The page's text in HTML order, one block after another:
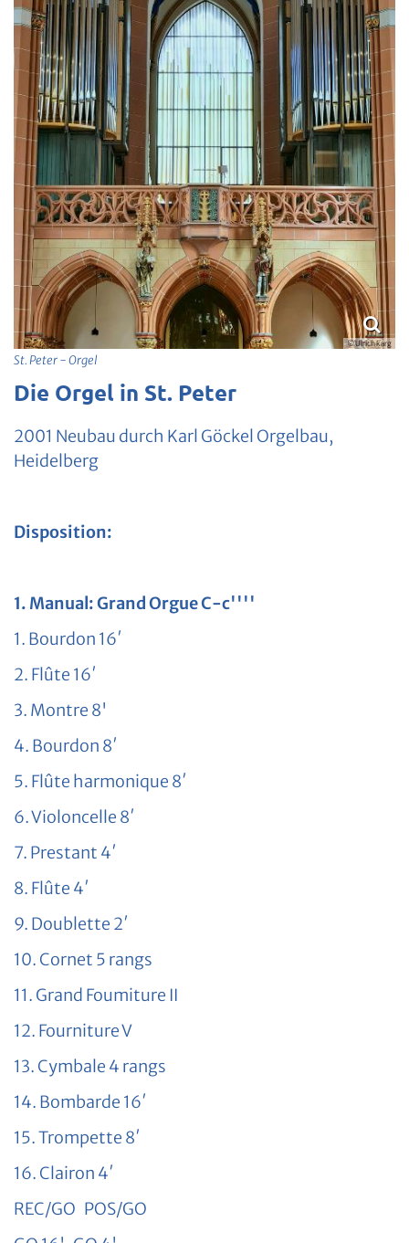
© Ulrich karg
St. Peter - Orgel
Die Orgel in St. Peter
2001 Neubau durch Karl Göckel Orgelbau,
Heidelberg
Disposition:
1. Manual: Grand Orgue C-c''''
1. Bourdon 16′
2. Flûte 16′
3. Montre 8'
4. Bourdon 8′
5. Flûte harmonique 8′
6. Violoncelle 8′
7. Prestant 4′
8. Flûte 4′
9. Doublette 2′
10. Cornet 5 rangs
11. Grand Foumiture II
12. Fourniture V
13. Cymbale 4 rangs
14. Bombarde 16′
15. Trompette 8′
16. Clairon 4′
REC/GO POS/GO